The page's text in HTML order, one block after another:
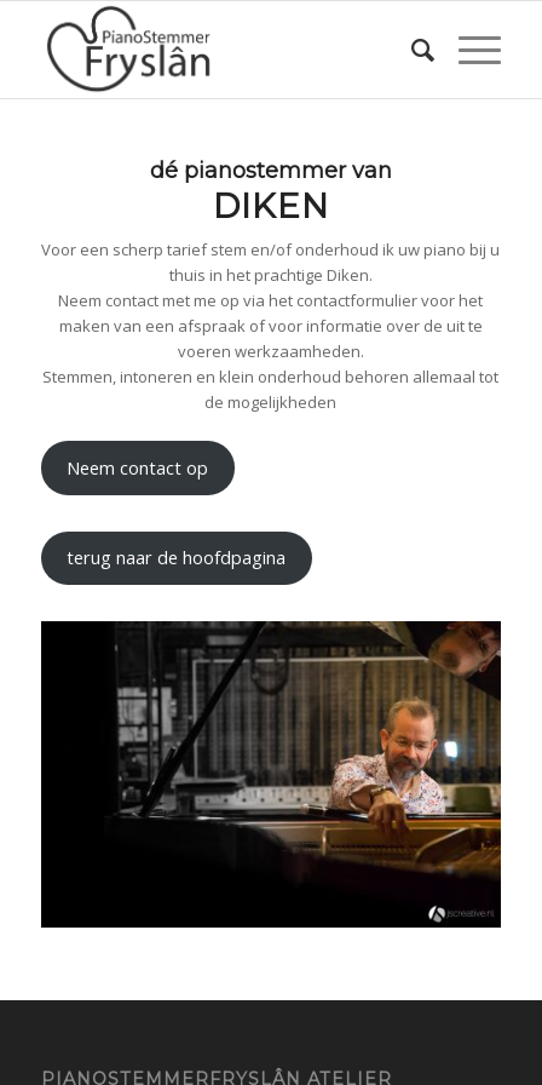
dé pianostemmer van
DIKEN
Voor een scherp tarief stem en/of onderhoud ik uw piano bij u
thuis in het prachtige Diken.
Neem contact met me op via het contactformulier voor het
maken van een afspraak of voor informatie over de uit te
voeren werkzaamheden.
Stemmen, intoneren en klein onderhoud behoren allemaal tot
de mogelijkheden
Neem contact op
terug naar de hoofdpagina
PIANOSTEMMERFRYSLÂN ATELIER